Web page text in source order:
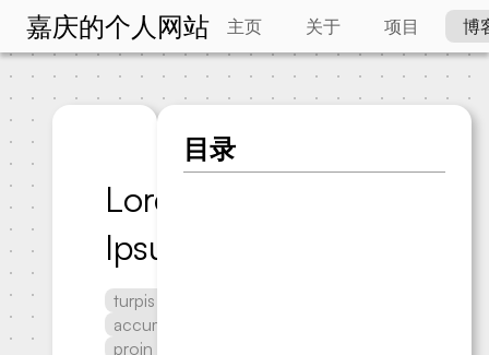
嘉庆的个人网站 主页 关于 项目 博
Lorem
Ipsum
turpis
accumsan
proin
目录